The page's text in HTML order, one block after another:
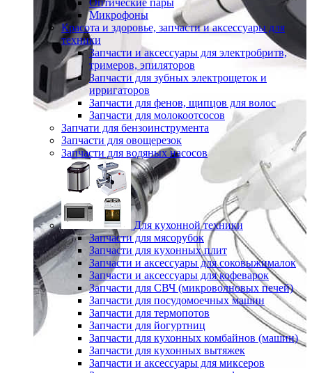
Оптические пары
Микрофоны
Красота и здоровье, запчасти и аксессуары для
техники
Запчасти и аксессуары для электробритв,
тримеров, эпиляторов
Запчасти для зубных электрощеток и
ирригаторов
Запчасти для фенов, щипцов для волос
Запчасти для молокоотсосов
Запчати для бензоинструмента
Запчасти для овощерезок
Запчасти для водяных насосов
Для кухонной техники
Запчасти для мясорубок
Запчасти для кухонных плит
Запчасти и аксессуары для соковыжималок
Запчасти и аксессуары для кофеварок
Запчасти для СВЧ (микроволновых печей)
Запчасти для посудомоечных машин
Запчасти для термопотов
Запчасти для йогуртниц
Запчасти для кухонных комбайнов (машин)
Запчасти для кухонных вытяжек
Запчасти и аксессуары для миксеров